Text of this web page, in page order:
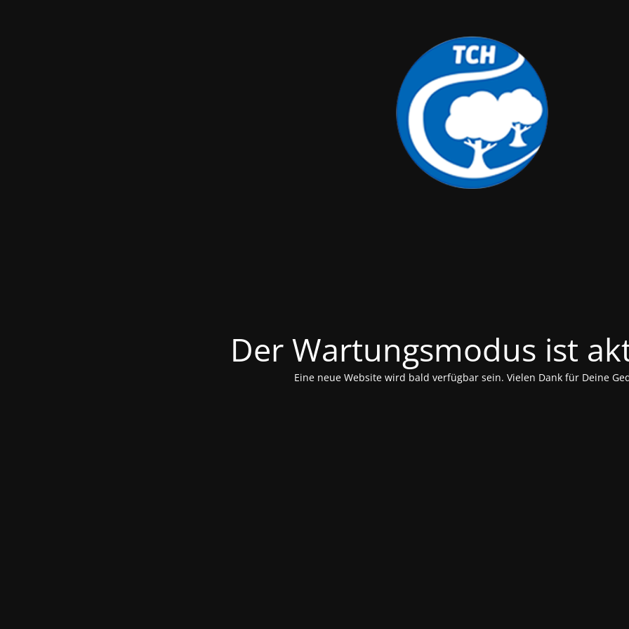
Der Wartungsmodus ist
Eine neue Website wird bald verfügbar sein. Vielen Dank für Deine